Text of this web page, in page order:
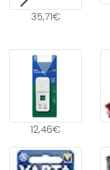
35,71€
12,46€